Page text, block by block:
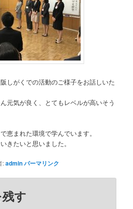
しがくでの活動のご様子をお話しいた
元気が良く、とてもレベルが高いそう
恵まれた環境で学んでいます。
きたいと思いました。
:adminパーマリンク
す